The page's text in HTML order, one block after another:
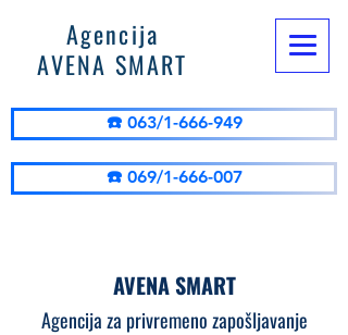
Agencija
AVENA SMART
☎️ 063/1-666-949
☎️ 069/1-666-007
AVENA SMART
Agencija za privremeno zapošljavanje